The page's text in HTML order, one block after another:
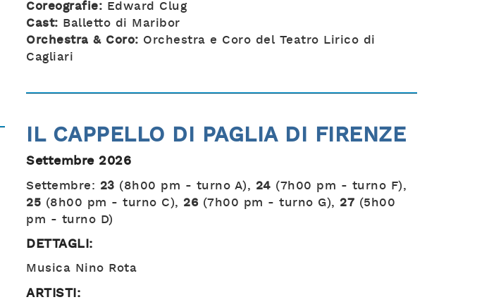
Coreografie: Edward Clug
Cast: Balletto di Maribor
Orchestra & Coro: Orchestra e Coro del Teatro Lirico di
Cagliari
IL CAPPELLO DI PAGLIA DI FIRENZE
Settembre 2026
Settembre: 23 (8h00 pm - turno A), 24 (7h00 pm - turno F),
25 (8h00 pm - turno C), 26(7h00 pm - turno G), 27 (5h00
pm - turno D)
DETTAGLI:
Musica Nino Rota
ARTISTI: